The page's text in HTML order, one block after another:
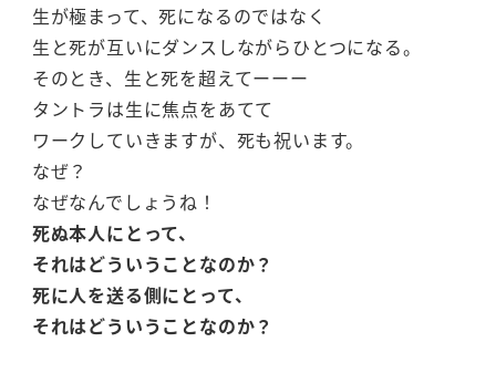
生が極まって、死になるのではなく
生と死が互いにダンスしながらひとつになる。
そのとき、生と死を超えてーーー
タントラは生に焦点をあてて
ワークしていきますが、死も祝います。
なぜ？
なぜなんでしょうね！
死ぬ本人にとって、
それはどういうことなのか？
死に人を送る側にとって、
それはどういうことなのか？